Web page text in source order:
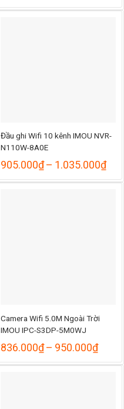
từ
Đầu ghi Wifi 10 kênh IMOU NVR-
N110W-8A0E
905.000₫– 1.035.000₫
từ
Camera Wifi 5.0M Ngoài Trời
IMOU IPC-S3DP-5M0WJ
836.000₫– 950.000₫
từ